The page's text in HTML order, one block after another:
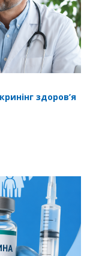
здоров’я